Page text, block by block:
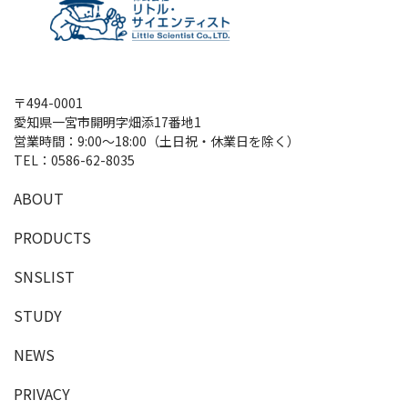
〒494-0001
愛知県一宮市開明字畑添17番地1
営業時間：9:00～18:00（土日祝・休業日を除く）
TEL： 0586-62-8035
ABOUT
PRODUCTS
SNSLIST
STUDY
NEWS
PRIVACY